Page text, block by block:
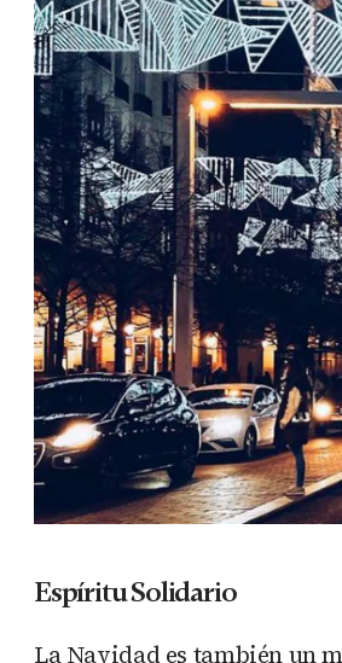
Espíritu Solidario
La Navidad es también un